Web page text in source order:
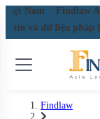
Việt Nam
Findlaw
tín và dữ liệu pháp
Findlaw